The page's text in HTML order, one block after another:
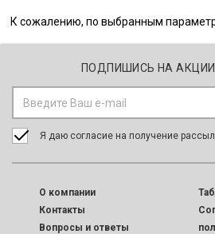
К сожалению, по выбранным
ПОДПИШИСЬ НА
Я даю согласие на получение
O компании
Контакты
Вопросы и ответы